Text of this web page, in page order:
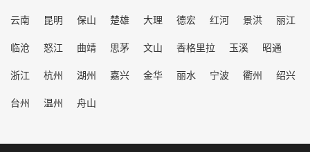
云南
昆明 保山 楚雄 大理 德宏 红河 景洪
丽江
临沧
怒江 曲靖 思茅 文山 香格里拉 玉溪
昭通
浙江
杭州 湖州 嘉兴 金华 丽水 宁波 衢州
绍兴
台州
温州 舟山